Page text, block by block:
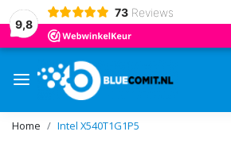
9,8
73 Reviews
Home Intel X540T1G1P5